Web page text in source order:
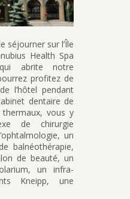
séjourner sur l’Île
Health Spa
abrite notre
profitez de
l’hôtel pendant
dentaire de
vous y
de chirurgie
un
balnéothérapie,
de beauté, un
un infra-
Kneipp, une